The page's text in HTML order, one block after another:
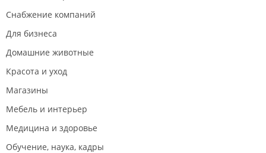
Снабжение компаний
Для бизнеса
Домашние животные
Красота и уход
Магазины
Мебель и интерьер
Медицина и здоровье
Обучение, наука, кадры